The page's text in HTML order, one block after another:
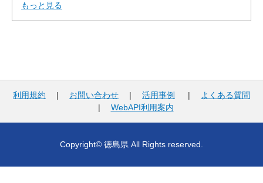
もっと見る
利用規約 | お問い合わせ | 活用事例 |
よくある質問
| WebAPI利用案内
Copyright© 徳島県 All Rights reserved.